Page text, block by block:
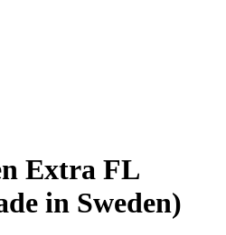
Extra FL
in Sweden)